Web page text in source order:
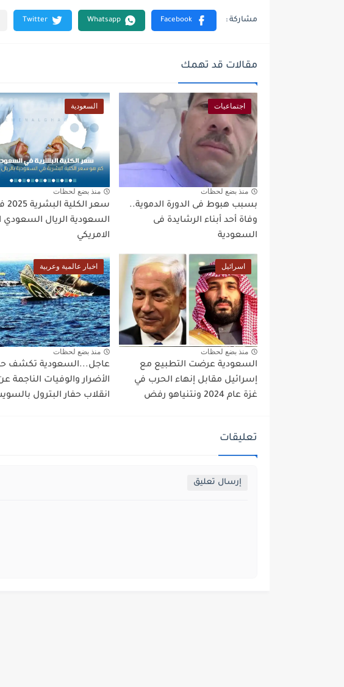
مقالات قد تهمك
اجتماعيات
منذ بضع لحظات
بسبب هبوط فى الدورة الدموية..
وفاة أحد أبناء الرشايدة فى
السعودية
السعودية
منذ بضع لحظات
سعر الكلية
السعودية الريال السعودي
الامريكي
اسرائيل
منذ بضع لحظات
السعودية عرضت التطبيع مع
إسرائيل مقابل إنهاء الحرب في
غزة عام 2024 ونتنياهو رفض
اخبار عالمية وعربية
منذ بضع لحظات
عاجل...السعودية تكشف
الأضرار والوفيات الناجمة
انقلاب حفار البترول
تعليقات
إرسال تعليق